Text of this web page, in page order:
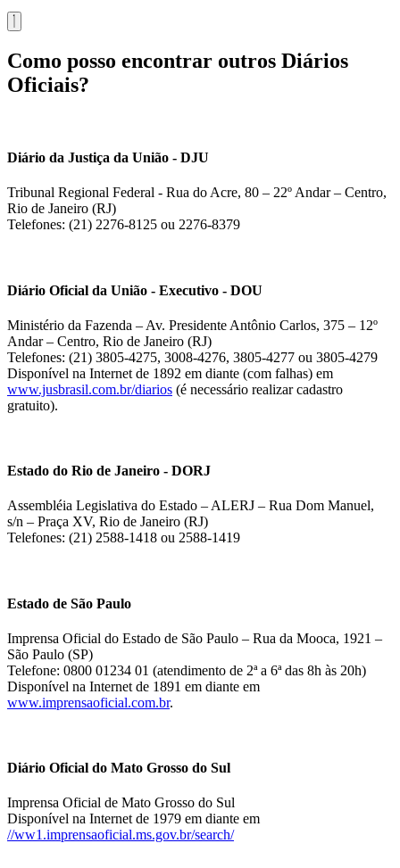
Como posso encontrar outros Diários
Oficiais?
Diário da Justiça da União - DJU
Tribunal Regional Federal - Rua do Acre, 80 – 22º Andar – Centro,
Rio de Janeiro (RJ)
Telefones: (21) 2276-8125 ou 2276-8379
Diário Oficial da União - Executivo - DOU
Ministério da Fazenda – Av. Presidente Antônio Carlos, 375 – 12º
Andar – Centro, Rio de Janeiro (RJ)
Telefones: (21) 3805-4275, 3008-4276, 3805-4277 ou 3805-4279
Disponível na Internet de 1892 em diante (com falhas) em
www.jusbrasil.com.br/diarios (é necessário realizar cadastro
gratuito).
Estado do Rio de Janeiro - DORJ
Assembléia Legislativa do Estado – ALERJ – Rua Dom Manuel,
s/n – Praça XV, Rio de Janeiro (RJ)
Telefones: (21) 2588-1418 ou 2588-1419
Estado de São Paulo
Imprensa Oficial do Estado de São Paulo – Rua da Mooca, 1921 –
São Paulo (SP)
Telefone: 0800 01234 01 (atendimento de 2ª a 6ª das 8h às 20h)
Disponível na Internet de 1891 em diante em
www.imprensaoficial.com.br.
Diário Oficial do Mato Grosso do Sul
Imprensa Oficial de Mato Grosso do Sul
Disponível na Internet de 1979 em diante em
//ww1.imprensaoficial.ms.gov.br/search/